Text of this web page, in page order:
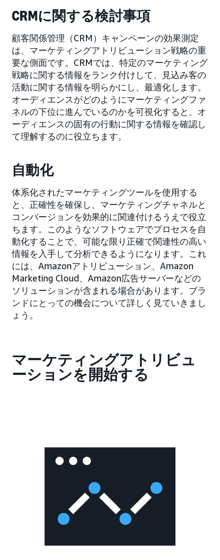
CRMに関する検討事項
顧客関係管理（CRM）キャンペーンの効果測定
は、マーケティングアトリビューション戦略の重
要な側面です。CRMでは、特定のマーケティング
戦略に関する情報をランク付けして、見込み客の
活動に関する情報を明らかにし、最適化します。
オーディエンスがどのようにマーケティングファ
ネルの下位に進んでいるのかを可視化すると、オ
ーディエンスの固有の行動に関する情報を確認し
て理解するのに役立ちます。
自動化
体系化されたマーケティングツールを使用する
と、正確性を確保し、マーケティングチャネルと
コンバージョンを効果的に関連付けるうえで役立
ちます。このようなソフトウェアでプロセスを自
動化することで、可能な限り正確で関連性の高い
情報を入手して分析できるようになります。これ
には、Amazonアトリビューション、Amazon
Marketing Cloud、Amazon広告サーバーなどの
ソリューションが含まれる場合があります。ブラ
ンドにとっての機会について詳しく見ていきまし
ょう。
マーケティングアトリビュ
ーションを開始する